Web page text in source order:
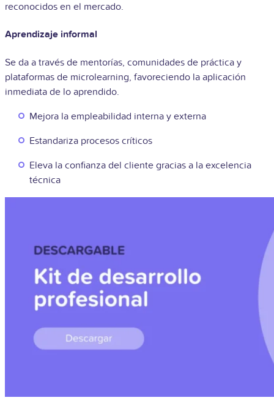
reconocidos en el mercado.
Aprendizaje informal
Se da a través de mentorías, comunidades de práctica y
plataformas de microlearning, favoreciendo la aplicación
inmediata de lo aprendido.
Mejora la empleabilidad interna y externa
Estandariza procesos críticos
Eleva la confianza del cliente gracias a la excelencia
técnica